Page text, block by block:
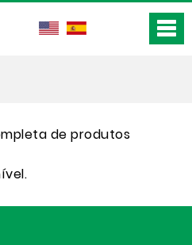
de produtos